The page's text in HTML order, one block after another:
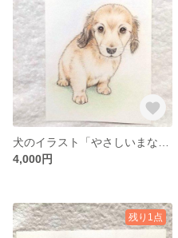
4,000円
残り1点